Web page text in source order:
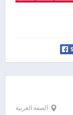
الضفة الغربية